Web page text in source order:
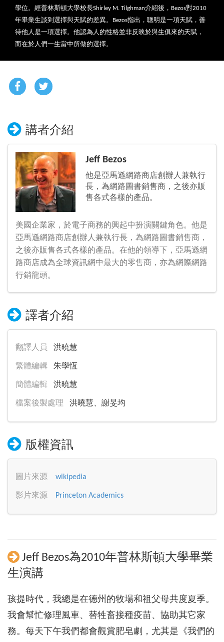
學位。經普林斯頓大學校長Shirley M. Tilghman介紹後，Bezos對2010
年畢業生談到選擇與天賦的差異。Bezos指出，聰明是一項天賦，善
待他人是一項選擇。他認為人的性格並非反映於與生俱來的天賦，
而在於人們一生當中所做的選擇。
講者介紹
Jeff Bezos
他是亞馬遜網路商店創辦人兼執行
長，為網路圖書銷售商，之後亦販
售各式各樣的產品。
美國企業家，於電子商務的興起中扮演關鍵角色。他是
亞馬遜網路商店創辦人兼執行長，為網路圖書銷售商，
之後亦販售各式各樣的產品。在他的領導下，亞馬遜網
路商店成為全球資訊網中最大的零售商，亦為網際網路
行銷龍頭。
譯者介紹
翻譯人員 洪曉慧
繁體編輯 朱學恆
簡體編輯 洪曉慧
檔案後製處理 洪曉慧、謝旻均
版權資訊
圖片來源 wikipedia
影片來源 Princeton Academics
Jeff Bezos為2010年普林斯頓大學畢業
生演講
孩提時代，我總是在德州的牧場和祖父母共度夏季。
我會幫忙修理風車、替牲畜接種疫苗、協助其它家
務。每天下午我們都會觀賞肥皂劇，尤其是《我們的